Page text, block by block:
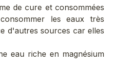
de cure et consommées
les eaux très
d'autres sources car elles
eau riche en magnésium